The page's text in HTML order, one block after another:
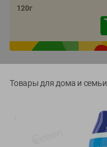
120г
Товары для дома и семьи